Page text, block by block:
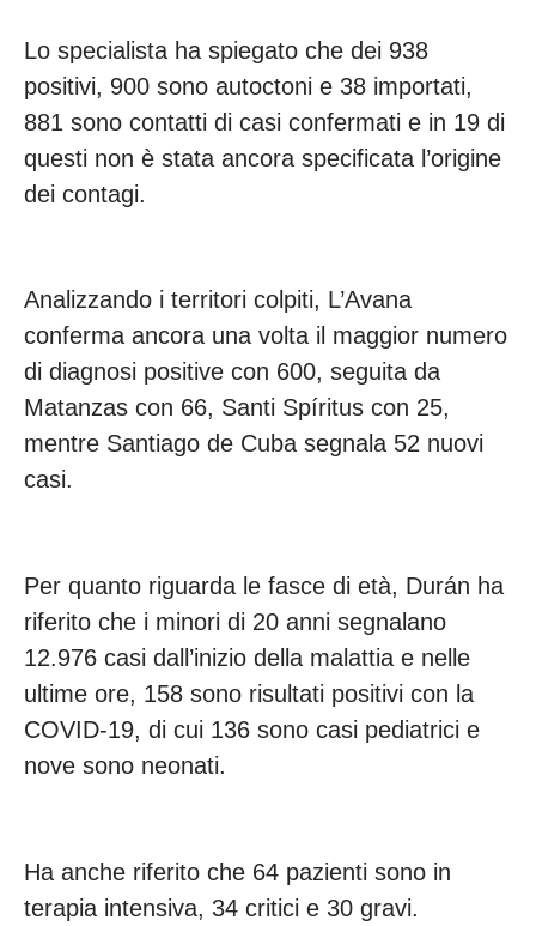
Lo specialista ha spiegato che dei 938
positivi, 900 sono autoctoni e 38 importati,
881 sono contatti di casi confermati e in 19 di
questi non è stata ancora specificata l’origine
dei contagi.
Analizzando i territori colpiti, L’Avana
conferma ancora una volta il maggior numero
di diagnosi positive con 600, seguita da
Matanzas con 66, Santi Spíritus con 25,
mentre Santiago de Cuba segnala 52 nuovi
casi.
Per quanto riguarda le fasce di età, Durán ha
riferito che i minori di 20 anni segnalano
12.976 casi dall’inizio della malattia e nelle
ultime ore, 158 sono risultati positivi con la
COVID-19, di cui 136 sono casi pediatrici e
nove sono neonati.
Ha anche riferito che 64 pazienti sono in
terapia intensiva, 34 critici e 30 gravi.